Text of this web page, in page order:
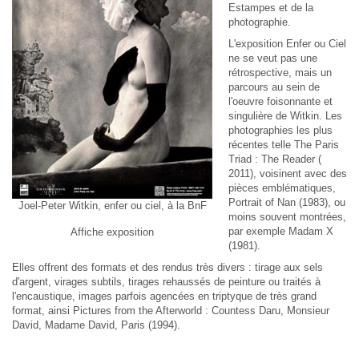
Joel-Peter Witkin, enfer ou ciel, à la BnF
Affiche exposition
Estampes et de la
photographie.
L'exposition Enfer ou Ciel
ne se veut pas une
rétrospective, mais un
parcours au sein de
l'oeuvre foisonnante et
singulière de Witkin. Les
photographies les plus
récentes telle The Paris
Triad : The Reader (
2011), voisinent avec des
pièces emblématiques,
Portrait of Nan (1983), ou
moins souvent montrées,
par exemple Madam X
(1981).
Elles offrent des formats et des rendus très divers : tirage aux sels
d'argent, virages subtils, tirages rehaussés de peinture ou traités à
l'encaustique, images parfois agencées en triptyque de très grand
format, ainsi Pictures from the Afterworld : Countess Daru, Monsieur
David, Madame David, Paris (1994).